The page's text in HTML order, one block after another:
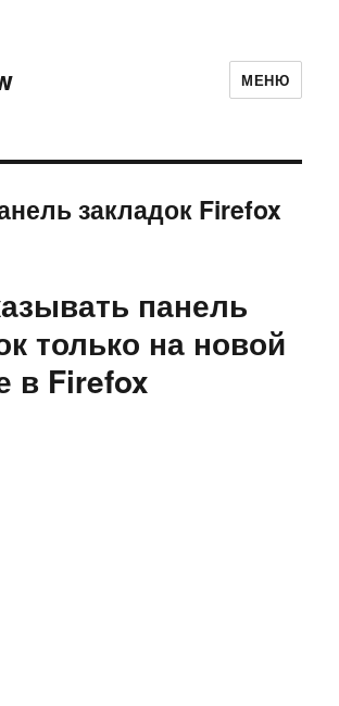
МЕНЮ
закладок Firefox
панель
только на новой
в Firefox